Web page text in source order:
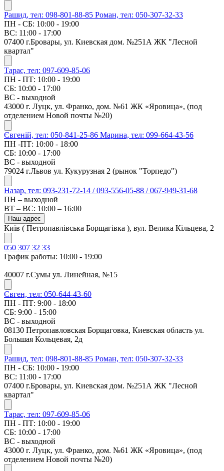
Рашид, тел: 098-801-88-85 Роман, тел: 050-307-32-33
ПН - СБ: 10:00 - 19:00
ВС: 11:00 - 17:00
07400 г.Бровары, ул. Киевская дом. №251А ЖК "Лесной
квартал"
Тарас, тел: 097-609-85-06
ПН - ПТ: 10:00 - 19:00
СБ: 10:00 - 17:00
ВС - выходной
43000 г. Луцк, ул. Франко, дом. №61 ЖК «Яровица», (под
отделением Новой почты №20)
Євгеній, тел: 050-841-25-86 Марина, тел: 099-664-43-56
ПН -ПТ: 10:00 - 18:00
СБ: 10:00 - 17:00
ВС - выходной
79024 г.Львов ул. Кукурузная 2 (рынок "Торпедо")
Назар, тел: 093-231-72-14 / 093-556-05-88 / 067-949-31-68
ПН – выходной
ВТ – ВС: 10:00 – 16:00
Наш адрес
Київ ( Петропавлівська Борщагівка ), вул. Велика Кільцева, 2
050 307 32 33
График работы: 10:00 - 19:00
40007 г.Сумы ул. Линейная, №15
Євген, тел: 050-644-43-60
ПН - ПТ: 9:00 - 18:00
СБ: 9:00 - 15:00
ВС - выходной
08130 Петропавловская Борщаговка, Киевская область ул.
Большая Кольцевая, 2д
Рашид, тел: 098-801-88-85 Роман, тел: 050-307-32-33
ПН - СБ: 10:00 - 19:00
ВС: 11:00 - 17:00
07400 г.Бровары, ул. Киевская дом. №251А ЖК "Лесной
квартал"
Тарас, тел: 097-609-85-06
ПН - ПТ: 10:00 - 19:00
СБ: 10:00 - 17:00
ВС - выходной
43000 г. Луцк, ул. Франко, дом. №61 ЖК «Яровица», (под
отделением Новой почты №20)